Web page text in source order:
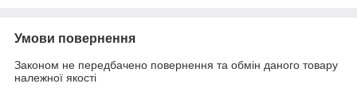
Умови повернення
Законом не передбачено повернення та обмін даного товару
належної якості